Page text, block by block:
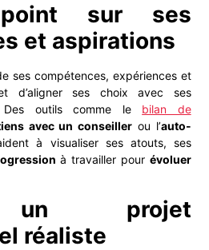
sur ses
et aspirations
ses compétences, expériences et
d’aligner ses choix avec ses
Des outils comme le bilan de
avec un conseiller ou l’auto-
à visualiser ses atouts, ses
à travailler pour évoluer
un projet
réaliste